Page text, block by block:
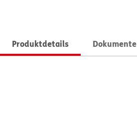
Produktdetails Dokumente